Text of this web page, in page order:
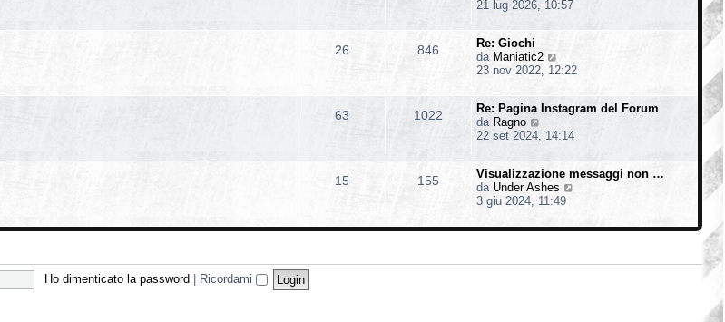
i
e
a
g
g
o
e
t
m
o
e
a
g
g
o
21 lug 2026, 10:57
26 846
Re: Giochi
da Maniatic2
e
u
t
m
o
m
e
s
23 nov 2022, 12:22
63 1022
Re: Pagina Instagram del Forum
da Ragno
e
i
u
l
t
m
22 set 2024, 14:14
15 155
Visualizzazione messaggi non …
da Under Ashes
i
t
3 giu 2024, 11:49
Ho dimenticato la password Ricordami